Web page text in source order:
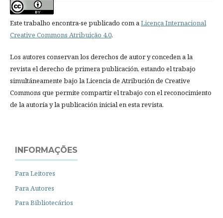
Este trabalho encontra-se publicado com a Licença Internacional
Creative Commons Atribuição 4.0.
Los autores conservan los derechos de autor y conceden a la
revista el derecho de primera publicación, estando el trabajo
simultáneamente bajo la Licencia de Atribución de Creative
Commons que permite compartir el trabajo con el reconocimiento
de la autoría y la publicación inicial en esta revista.
INFORMAÇÕES
Para Leitores
Para Autores
Para Bibliotecários